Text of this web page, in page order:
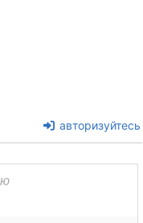
авторизуйтесь